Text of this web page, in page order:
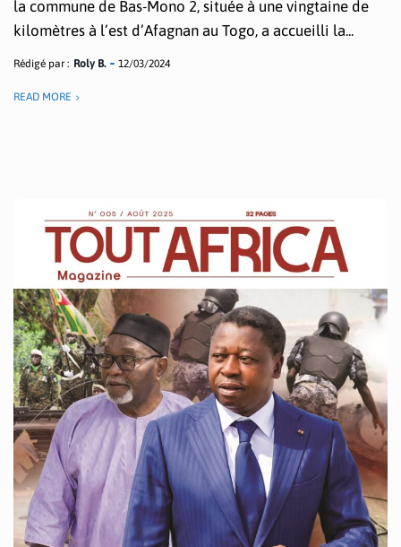
la commune de Bas-Mono 2, située à une vingtaine de
kilomètres à l’est d’Afagnan au Togo, a accueilli la...
Rédigé par : Roly B. 12/03/2024
READ MORE